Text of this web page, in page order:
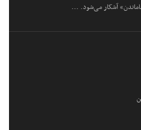
آشکار می‌شود. ...